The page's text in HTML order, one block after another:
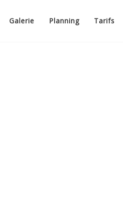
Galerie Planning Tarifs